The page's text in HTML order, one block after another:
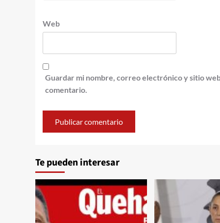
Web
Guardar mi nombre, correo electrónico y sitio
comentario.
Te pueden interesar